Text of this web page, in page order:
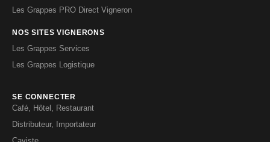
Les Grappes PRO Direct Vigneron
NOS SITES VIGNERONS
Les Grappes Services
Les Grappes Logistique
SE CONNECTER
Café, Hôtel, Restaurant
Distributeur, Importateur